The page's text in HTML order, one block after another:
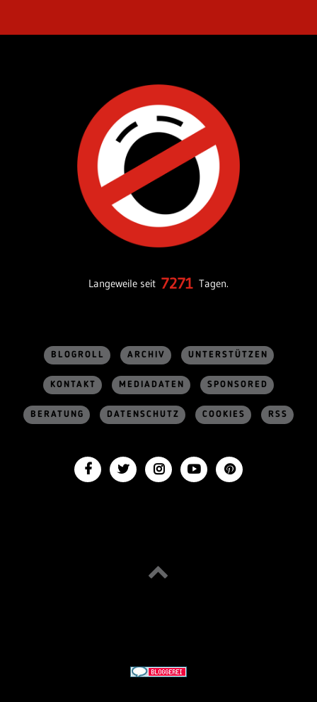
Langeweile seit 7271 Tagen.
BLOGROLL ARCHIV UNTERSTÜTZEN
KONTAKT MEDIADATEN SPONSORED
BERATUNG DATENSCHUTZ COOKIES RSS